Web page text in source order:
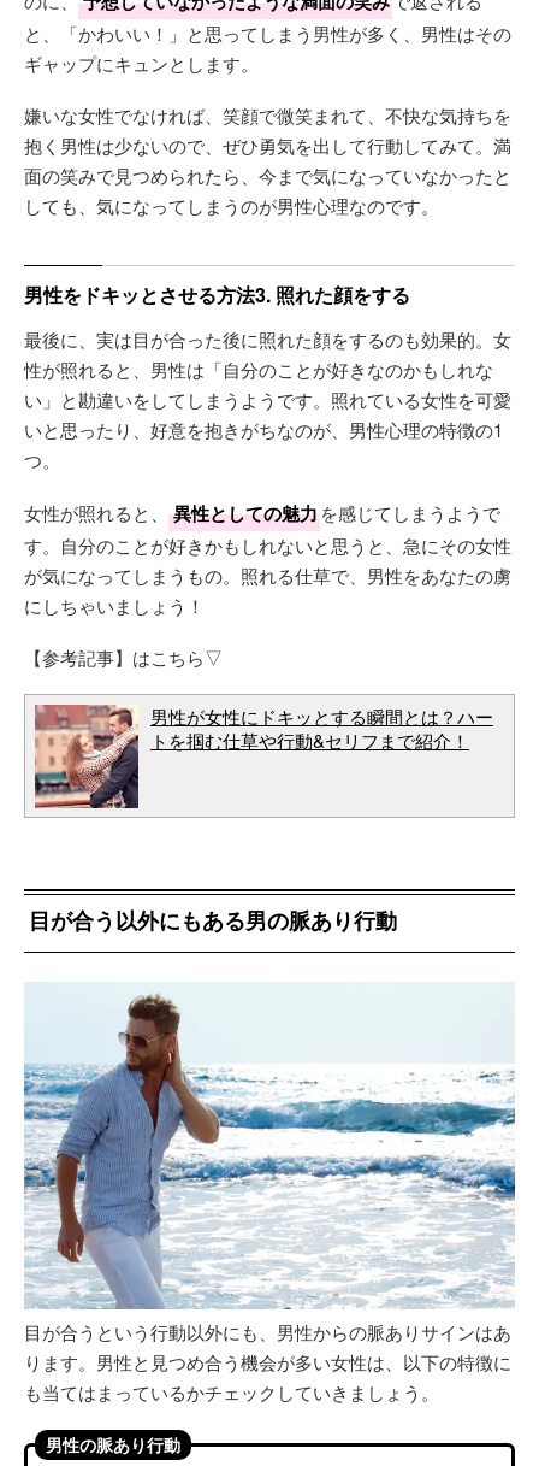
と、「かわいい！」と思ってしまう男性が多く、男性はその
ギャップにキュンとします。
嫌いな女性でなければ、笑顔で微笑まれて、不快な気持ちを
抱く男性は少ないので、ぜひ勇気を出して行動してみて。満
面の笑みで見つめられたら、今まで気になっていなかったと
しても、気になってしまうのが男性心理なのです。
男性をドキッとさせる方法3. 照れた顔をする
最後に、実は目が合った後に照れた顔をするのも効果的。女
性が照れると、男性は「自分のことが好きなのかもしれな
い」と勘違いをしてしまうようです。照れている女性を可愛
いと思ったり、好意を抱きがちなのが、男性心理の特徴の1
つ。
女性が照れると、 異性としての魅力を感じてしまうようで
す。自分のことが好きかもしれないと思うと、急にその女性
が気になってしまうもの。照れる仕草で、男性をあなたの虜
にしちゃいましょう！
【参考記事】はこちら▽
男性が女性にドキッとする瞬間とは？ハー
トを掴む仕草や行動&セリフまで紹介！
目が合う以外にもある男の脈あり行動
目が合うという行動以外にも、男性からの脈ありサインはあ
ります。男性と見つめ合う機会が多い女性は、以下の特徴に
も当てはまっているかチェックしていきましょう。
男性の脈あり行動